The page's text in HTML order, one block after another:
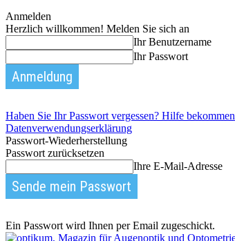
Anmelden
Herzlich willkommen! Melden Sie sich an
Ihr Benutzername
Ihr Passwort
Haben Sie Ihr Passwort vergessen? Hilfe bekommen
Datenverwendungserklärung
Passwort-Wiederherstellung
Passwort zurücksetzen
Ihre E-Mail-Adresse
Ein Passwort wird Ihnen per Email zugeschickt.